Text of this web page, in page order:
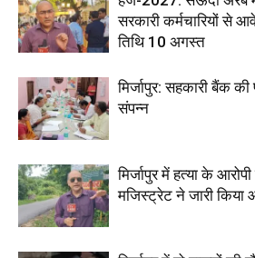
सरकारी कर्मचारियों से
तिथि 10 अगस्त
मिर्जापुर: सहकारी बैंक
संपन्न
मिर्जापुर में हत्या के
मजिस्ट्रेट ने जारी